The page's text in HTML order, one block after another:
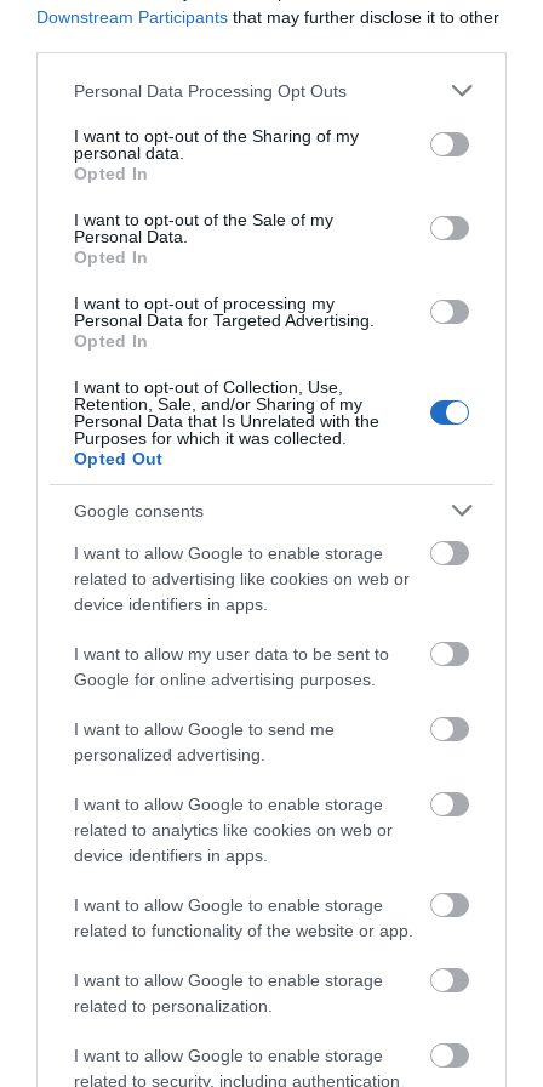
Downstream Participants that may further disclose it to other
Please note that this website/app uses one or more Google
not limited to your visit or usage behaviour. You may click to
grant or deny consent to Google and its third-party tags to
use your data for below specified purposes in below Google
consent section.
Personal Data Processing Opt Outs
I want to opt-out of the Sharing of my
personal data.
Opted In
I want to opt-out of the Sale of my
Personal Data.
Opted In
I want to opt-out of processing my
Personal Data for Targeted Advertising.
Opted In
I want to opt-out of Collection, Use,
Retention, Sale, and/or Sharing of my
Personal Data that Is Unrelated with the
Purposes for which it was collected.
Opted Out
Google consents
I want to allow Google to enable storage
related to advertising like cookies on web or
device identifiers in apps.
I want to allow my user data to be sent to
Google for online advertising purposes.
I want to allow Google to send me
personalized advertising.
I want to allow Google to enable storage
related to analytics like cookies on web or
device identifiers in apps.
I want to allow Google to enable storage
related to functionality of the website or app.
I want to allow Google to enable storage
related to personalization.
I want to allow Google to enable storage
related to security, including authentication
Διαβάστε όλες τιςτελευταίες ειδήσειςγια την
TAGS: #KAIROS
#SKYROS #
ΑΝΟΔΟΣ ΘΕΡΜΟΚΡΑΣΙΑΣ
ΕΙΔΗΣΕΙΣ ΕΥΒΟΙΑ
ΕΥΒΟΙΑ
ΝΕΑ
Σε δημοπρασία η μπάλα των
ιστορικών γκολ του Μαραντόνα
08.08.2026 | 18:40
Αγανάκτηση σε χωριό της
Εύβοιας: Μένουν κάθε μέρα χωρίς
νερό – Σοβαρή καταγγελία
08.08.2026 | 18:20
Αγροτικές ενισχύσεις: Ποιοι θα
λάβουν νωρίτερα τις
προκαταβολές
08.08.2026 | 18:00
αντιδήμαρχος στην Εύβοια! Έγινε
για τρίτη φορά παππούς!
Ευρυδίκη Βαλαβάνη: Οι
Εύβοια! Δείτε σε ποια παραλία
08.08.2026 | 17:20
«Κόκκινος» συναγερμός στην
Εύβοια: Red Code αύριο Κυριακή –
Αυξημένη ετοιμότητα παντού
Ρόδος: Έγραψαν 80χρονη για
08.08.2026 | 16:40
Όλες οι τελευταίες ειδήσεις